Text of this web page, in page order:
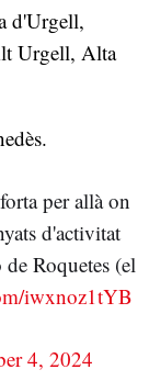
d'Urgell,
Urgell, Alta
per allà on
d'activitat
Roquetes (el
iwxnoz1tYB
4, 2024